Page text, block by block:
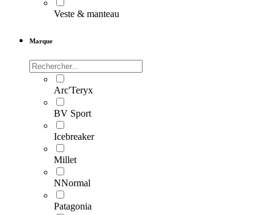
Veste & manteau
Marque
Arc'Teryx
BV Sport
Icebreaker
Millet
NNormal
Patagonia